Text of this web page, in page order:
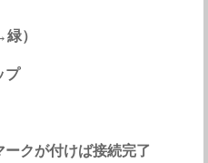
）
プ
クが付けば接続完了